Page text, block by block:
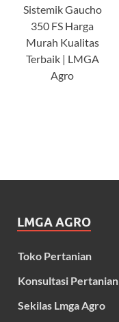
Sistemik Gaucho
350 FS Harga
Murah Kualitas
Terbaik | LMGA
Agro
LMGA AGRO
Toko Pertanian
Konsultasi Pertanian
Sekilas Lmga Agro